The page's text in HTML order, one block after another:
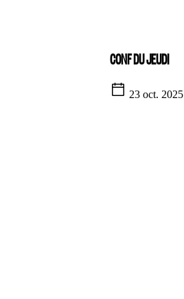
CONF DU JEUDI
23 oct. 2025